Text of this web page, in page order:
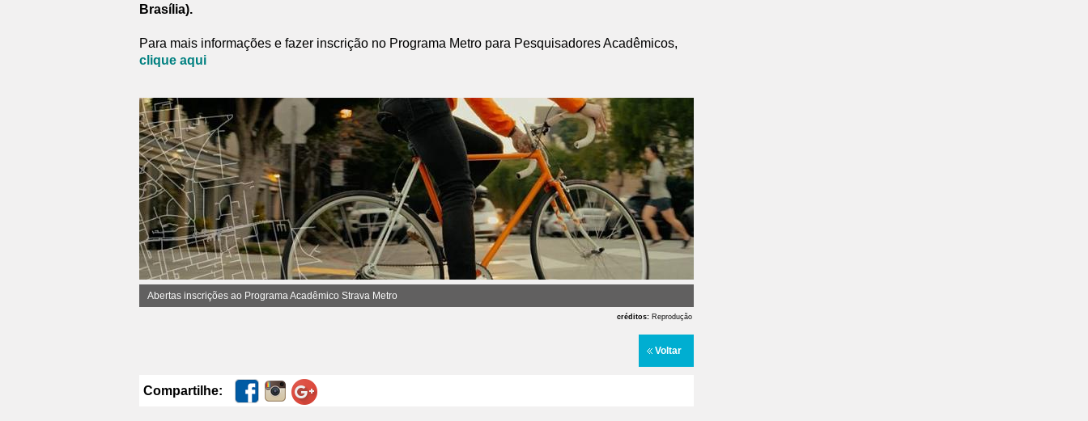
Brasília).
Para mais informações e fazer inscrição no Programa Metro para Pesquisadores Acadêmicos,
clique aqui
Abertas inscrições ao Programa Acadêmico Strava Metro
créditos: Reprodução
Voltar
Compartilhe: